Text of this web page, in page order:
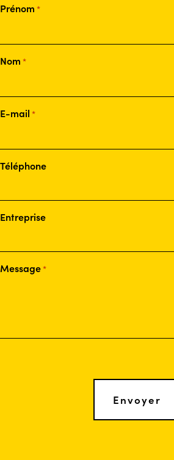
Prénom *
Nom *
E-mail *
Téléphone
Entreprise
Message*